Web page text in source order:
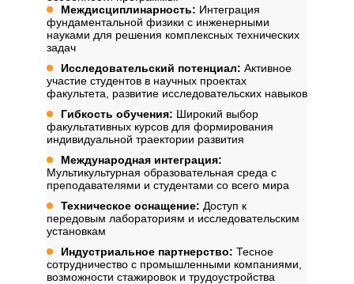
Междисциплинарность: Интеграция
фундаментальной физики с инженерными
науками для решения комплексных технических
задач
Исследовательский потенциал: Активное
участие студентов в научных проектах
факультета, развитие исследовательских навыков
Гибкость обучения: Широкий выбор
факультативных курсов для формирования
индивидуальной траектории развития
Международная интеграция:
Мультикультурная образовательная среда с
преподавателями и студентами со всего мира
Техническое оснащение: Доступ к
передовым лабораториям и исследовательским
установкам
Индустриальное партнерство: Тесное
сотрудничество с промышленными компаниями,
возможности стажировок и трудоустройства